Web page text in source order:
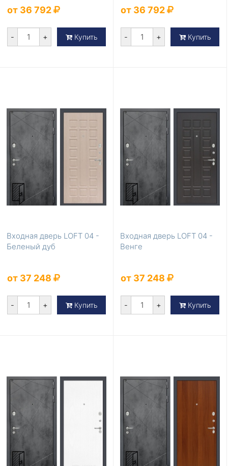
от 36 792
- + Купить
от 36 792
- + Купить
Входная дверь LOFT 04 -
Беленый дуб
от 37 248
- + Купить
Входная дверь LOFT 04 -
Венге
от 37 248
- + Купить